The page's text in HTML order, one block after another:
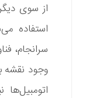
از سوی
استفاده
سرانجام،
وجود نقشه